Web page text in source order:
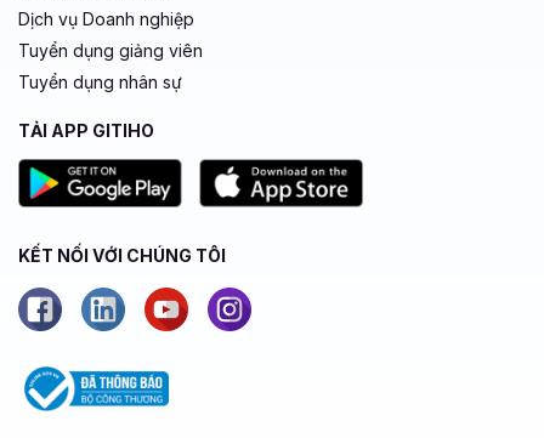
Dịch vụ Doanh nghiệp
Tuyển dụng giảng viên
Tuyển dụng nhân sự
TẢI APP GITIHO
KẾT NỐI VỚI CHÚNG TÔI